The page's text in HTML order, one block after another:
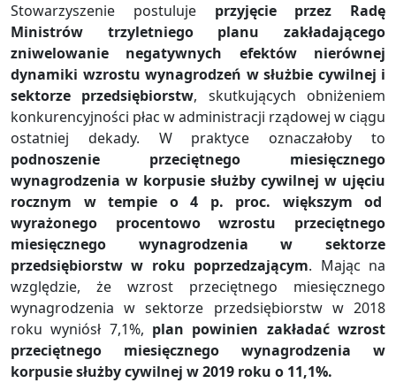
Stowarzyszenie postuluje przyjęcie przez Radę
Ministrów trzyletniego planu zakładającego
zniwelowanie negatywnych efektów nierównej
dynamiki wzrostu wynagrodzeń w służbie cywilnej i
sektorze przedsiębiorstw, skutkujących obniżeniem
konkurencyjności płac w administracji rządowej w ciągu
ostatniej dekady. W praktyce oznaczałoby to
podnoszenie przeciętnego miesięcznego
wynagrodzenia w korpusie służby cywilnej w ujęciu
rocznym w tempie o 4 p. proc. większym od
wyrażonego procentowo wzrostu przeciętnego
miesięcznego wynagrodzenia w sektorze
przedsiębiorstw w roku poprzedzającym. Mając na
względzie, że wzrost przeciętnego miesięcznego
wynagrodzenia w sektorze przedsiębiorstw w 2018
roku wyniósł 7,1%, plan powinien zakładać wzrost
przeciętnego miesięcznego wynagrodzenia w
korpusie służby cywilnej w 2019 roku o 11,1%.